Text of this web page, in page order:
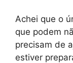
Achei que o
que podem
precisam de
estiver